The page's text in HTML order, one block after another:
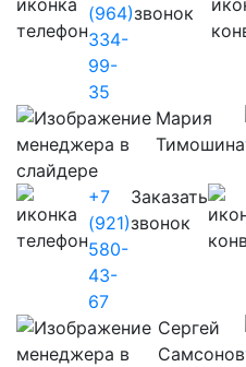
(964)
334-
99-
35
звонок
Мария
Тимошина
+7
(921)
580-
43-
67
Заказать
звонок
Сергей
Самсонов